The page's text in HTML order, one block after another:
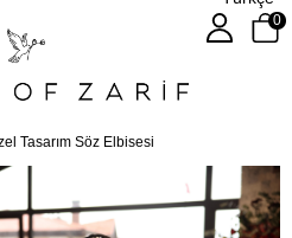
0
Tasarım Söz Elbisesi